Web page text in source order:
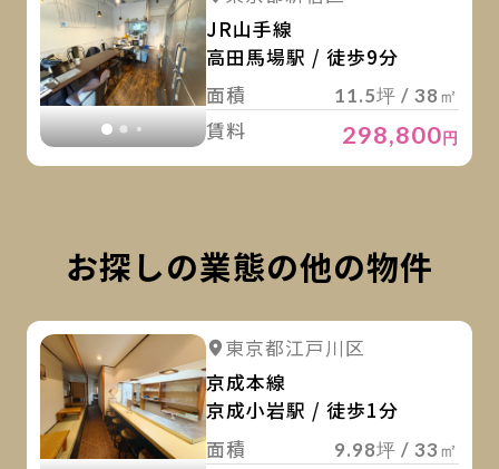
JR山手線
高田馬場駅 / 徒歩9分
面積
11.5坪 / 38㎡
賃料 298,800円
お探しの業態の他の物件
詳細を見る
東京都江戸川区
京成本線
京成小岩駅 / 徒歩1分
面積
9.98坪 / 33㎡